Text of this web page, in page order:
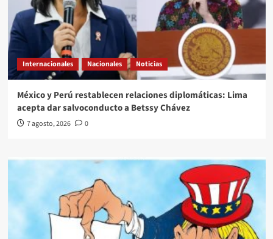
Internacionales Nacionales Noticias
México y Perú restablecen relaciones diplomáticas: Lima
acepta dar salvoconducto a Betssy Chávez
7 agosto, 2026 0